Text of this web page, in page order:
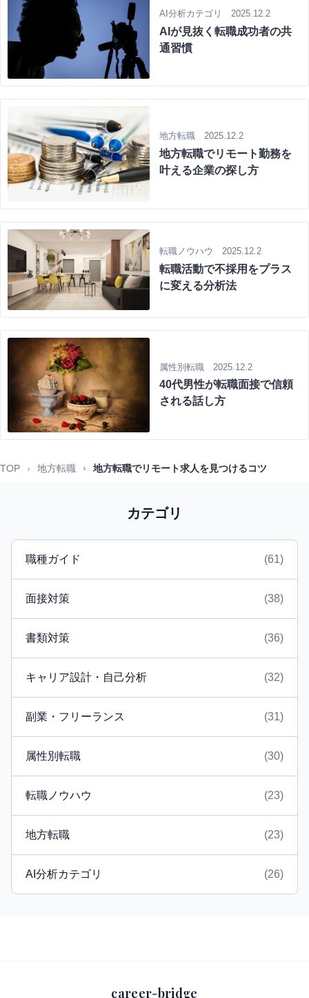
AI分析カテゴリ 2025.12.2
AIが見抜く転職成功者の共
通習慣
地方転職 2025.12.2
地方転職でリモート勤務を
叶える企業の探し方
転職ノウハウ 2025.12.2
転職活動で不採用をプラス
に変える分析法
属性別転職 2025.12.2
40代男性が転職面接で信頼
される話し方
TOP 地方転職 地方転職でリモート求人を見つけるコツ
カテゴリ
職種ガイド (61)
面接対策 (38)
書類対策 (36)
キャリア設計・自己分析 (32)
副業・フリーランス (31)
属性別転職 (30)
転職ノウハウ (23)
地方転職 (23)
AI分析カテゴリ (26)
career-bridge